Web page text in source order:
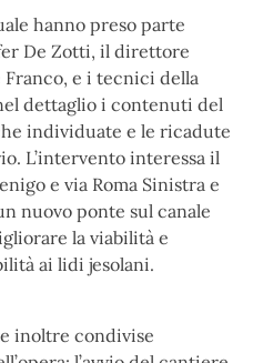
hanno preso parte
De Zotti, il direttore
Franco, e i tecnici della
dettaglio i contenuti del
individuate e le ricadute
L’intervento interessa il
e via Roma Sinistra e
nuovo ponte sul canale
la viabilità e
ai lidi jesolani.
inoltre condivise